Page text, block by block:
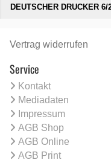
DEUTSCHER DRUCKER 6/
Vertrag widerrufen
Service
Kontakt
Mediadaten
Impressum
AGB Shop
AGB Online
AGB Print